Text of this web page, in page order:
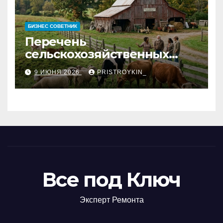
БИЗНЕС СОВЕТНИК
Перечень
сельскохозяйственных
животных и информация о
структуре
сельскохозяйственных
9 ИЮНЯ 2026 PRISTROYKIN_
Все под Ключ
Эксперт Ремонта